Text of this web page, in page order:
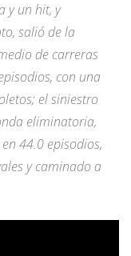
y un hit, y
salió de la
de carreras
con una
el siniestro
eliminatoria,
44.0 episodios,
y caminado a